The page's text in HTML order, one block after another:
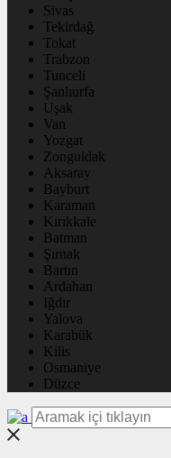
Sivas
Tekirdağ
Tokat
Trabzon
Tunceli
Şanlıurfa
Uşak
Van
Yozgat
Zonguldak
Aksaray
Bayburt
Karaman
Kırıkkale
Batman
Şırnak
Bartın
Ardahan
Iğdır
Yalova
Karabük
Kilis
Osmaniye
Düzce